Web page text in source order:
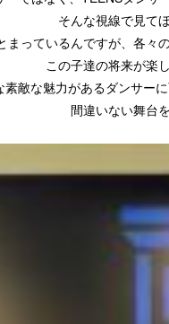
そんな視線で見て
まっているんですが、各々
この子達の将来が楽
素敵な魅力があるダンサー
間違いない舞台